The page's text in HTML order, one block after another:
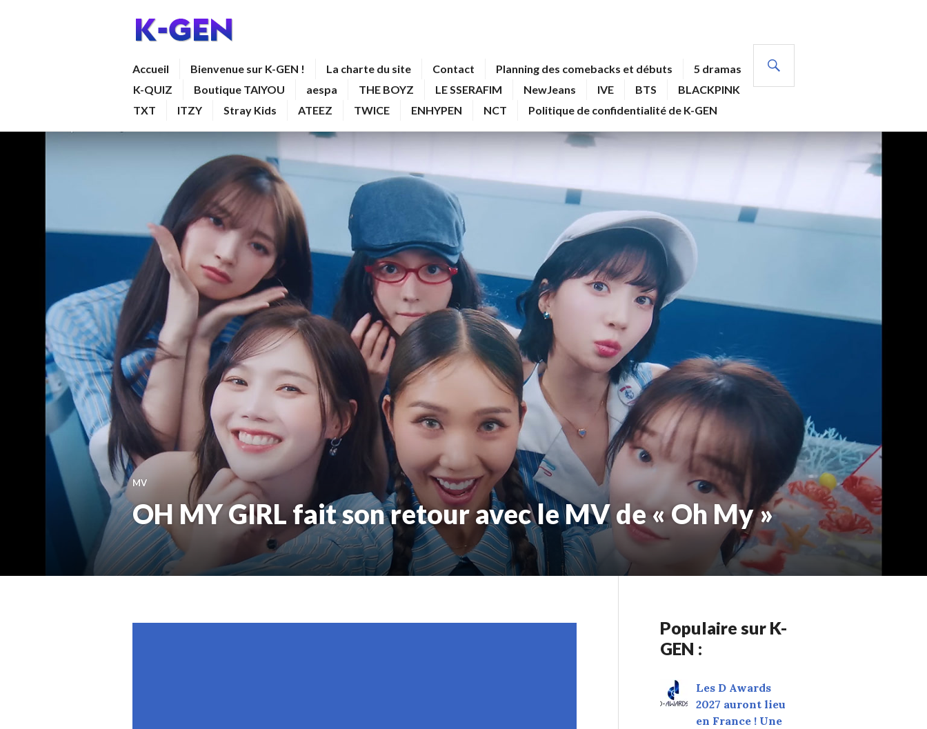
Accueil Bienvenue sur K-GEN ! La charte du site Contact Planning des comebacks et débuts
5 dramas
K-QUIZ
Boutique TAIYOU aespa THE BOYZ LE SSERAFIM NewJeans IVE BTS
BLACKPINK
TXT
ITZY Stray Kids ATEEZ TWICE ENHYPEN NCT Politique de confidentialité de K-GEN
MV
OH MY GIRL fait son retour avec le MV de « Oh My »
Populaire sur K-
GEN :
Les D Awards
2027 auront lieu
en France ! Une